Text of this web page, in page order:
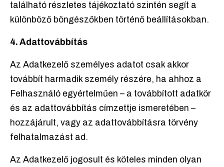
található részletes tájékoztató szintén segít a
különböző böngészőkben történő beállításokban.
4. Adattovábbítás
Az Adatkezelő személyes adatot csak akkor
továbbít harmadik személy részére, ha ahhoz a
Felhasználó egyértelműen – a továbbított adatkör
és az adattovábbítás címzettje ismeretében –
hozzájárult, vagy az adattovábbításra törvény
felhatalmazást ad.
Az Adatkezelő jogosult és köteles minden olyan